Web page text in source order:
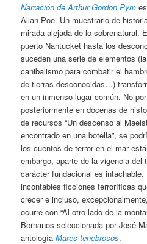
Narración de Arthur Gordon Pym
Allan Poe. Un muestrario de
mirada alejada de lo sobrenatural.
puerto Nantucket hasta los
suceden una serie de elementos
canibalismo para combatir el
de tierras desconocidas…)
en un inmenso lugar común. No
posteriormente en docenas de
de recursos “Un descenso al
encontrado en una botella”, se
los cuentos de terror en el mar
embargo, aparte de la vigencia del
carácter fundacional es
incontables ficciones terroríficas
crecer e incluso,
ocurre con “Al otro lado de la
Bernanos seleccionada por José
antologíaMares tenebrosos.